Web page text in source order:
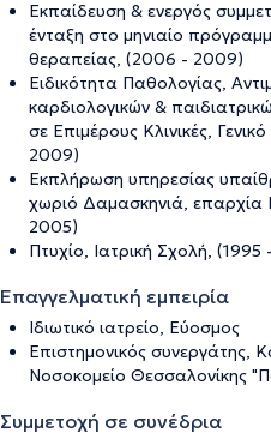
Εκπαίδευση & ενεργός
ένταξη στο μηνιαίο
θεραπείας, (2006 - 2009)
Ειδικότητα Παθολογίας,
καρδιολογικών &
σε Επιμέρους Κλινικές,
2009)
Εκπλήρωση υπηρεσίας
χωριό Δαμασκηνιά,
2005)
Πτυχίο, Ιατρική Σχολή, (1995
Επαγγελματική εμπειρία
Ιδιωτικό ιατρείο, Εύοσμος
Επιστημονικός συνεργάτης,
Νοσοκομείο Θεσσαλονίκης
Συμμετοχή σε συνέδρια